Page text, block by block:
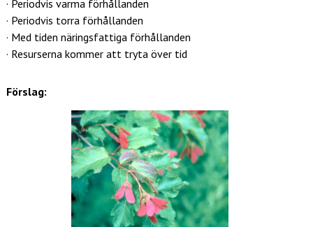
· Periodvis varma förhållanden
· Periodvis torra förhållanden
· Med tiden näringsfattiga förhållanden
· Resurserna kommer att tryta över tid
Förslag: